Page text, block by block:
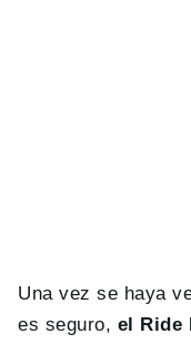
Una vez se haya
es seguro, el Ride